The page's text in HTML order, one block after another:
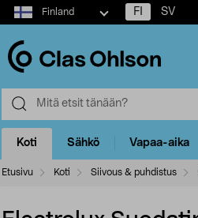
Select
market
Finland FI SV
Koti Sähkö Vapaa-aika
Etusivu Koti Siivous & puhdistus